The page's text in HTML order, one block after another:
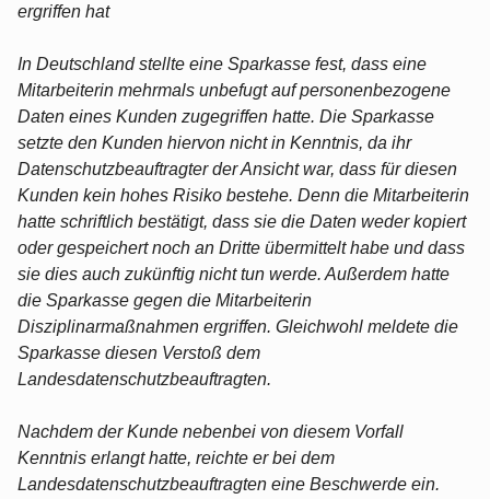
ergriffen hat
In Deutschland stellte eine Sparkasse fest, dass eine
Mitarbeiterin mehrmals unbefugt auf personenbezogene
Daten eines Kunden zugegriffen hatte. Die Sparkasse
setzte den Kunden hiervon nicht in Kenntnis, da ihr
Datenschutzbeauftragter der Ansicht war, dass für diesen
Kunden kein hohes Risiko bestehe. Denn die Mitarbeiterin
hatte schriftlich bestätigt, dass sie die Daten weder kopiert
oder gespeichert noch an Dritte übermittelt habe und dass
sie dies auch zukünftig nicht tun werde. Außerdem hatte
die Sparkasse gegen die Mitarbeiterin
Disziplinarmaßnahmen ergriffen. Gleichwohl meldete die
Sparkasse diesen Verstoß dem
Landesdatenschutzbeauftragten.
Nachdem der Kunde nebenbei von diesem Vorfall
Kenntnis erlangt hatte, reichte er bei dem
Landesdatenschutzbeauftragten eine Beschwerde ein.